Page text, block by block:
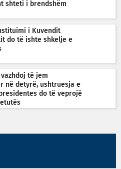
shteti i brendshëm
i Kuvendit
do të ishte shkelje e
të jem
në detyrë, ushtruesja e
do të veprojë